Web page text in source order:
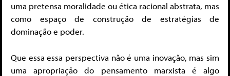
uma pretensa moralidade ou ética racional abstrata, mas
como espaço de construção de estratégias de
dominação e poder.
Que essa essa perspectiva não é uma inovação, mas sim
uma apropriação do pensamento marxista é algo